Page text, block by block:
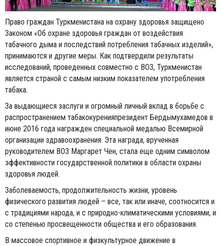
Право граждан Туркменистана на охрану здоровья защищено
Законом «Об охране здоровья граждан от воздействия
табачного дыма и последствий потребления табачных изделий»,
принимаются и другие меры. Как подтвердили результаты
исследований, проведенных совместно с ВОЗ, Туркменистан
является страной с самым низким показателем употребления
табака.
За выдающиеся заслуги и огромный личный вклад в борьбе с
распространением табакокуренияпрезидент Бердымухамедов в
июне 2016 года награжден специальной медалью Всемирной
организации здравоохранения. Эта награда, врученная
руководителем ВОЗ Маргарет Чен, стала еще одним символом
эффективности государственной политики в области охраны
здоровья людей.
Заболеваемость, продолжительность жизни, уровень
физического развития людей – все, так или иначе, соотносится и
с традициями народа, и с природно-климатическими условиями, и
со степенью просвещенности общества и его образования.
В массовое спортивное и физкультурное движение в